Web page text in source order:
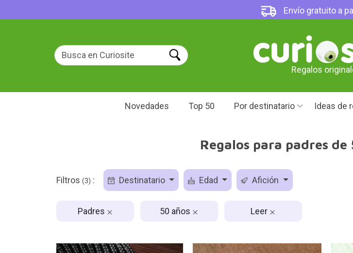
Envío gratuito a
Regalos
Novedades Top 50 Por destinatario Ideas de
Regalos para padres
Filtros (3) : Destinatario Edad Afición
Padres 50 años Leer